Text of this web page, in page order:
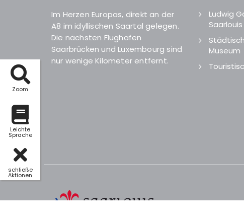
Zoom
Leichte
Sprache
schließe
Aktionen
Im Herzen Europas, direkt an der
A8 im idyllischen Saartal gelegen.
Die nächsten Flughäfen
Saarbrücken und Luxembourg sind
nur wenige Kilometer entfernt.
Ludwig
Saarlouis
Museum